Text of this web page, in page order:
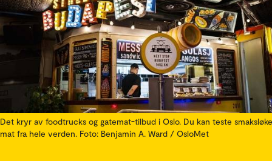
Det kryr av foodtrucks og gatemat-tilbud i Oslo. Du kan teste
mat fra hele verden. Foto: Benjamin A. Ward / OsloMet